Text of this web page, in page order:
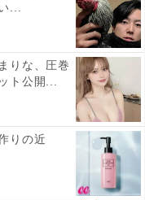
...
りな、圧巻
ト公開...
りの近